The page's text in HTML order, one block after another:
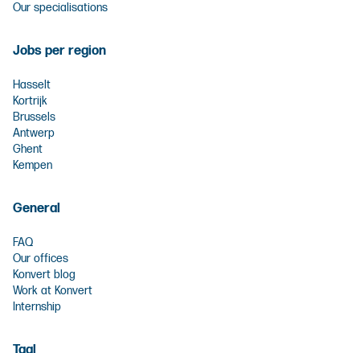
Our specialisations
Jobs per region
Hasselt
Kortrijk
Brussels
Antwerp
Ghent
Kempen
General
FAQ
Our offices
Konvert blog
Work at Konvert
Internship